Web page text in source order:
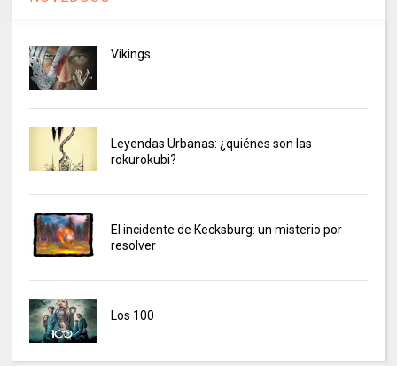
Vikings
Leyendas Urbanas: ¿quiénes son las
rokurokubi?
El incidente de Kecksburg: un misterio por
resolver
Los 100